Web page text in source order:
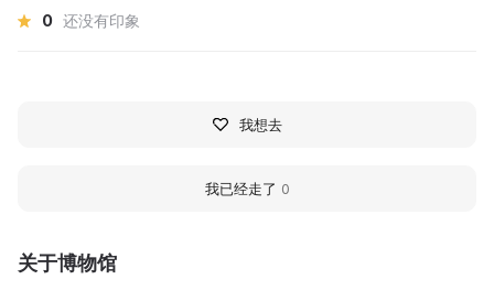
关于博物馆
0 还没有印象
我想去
我已经走了 0